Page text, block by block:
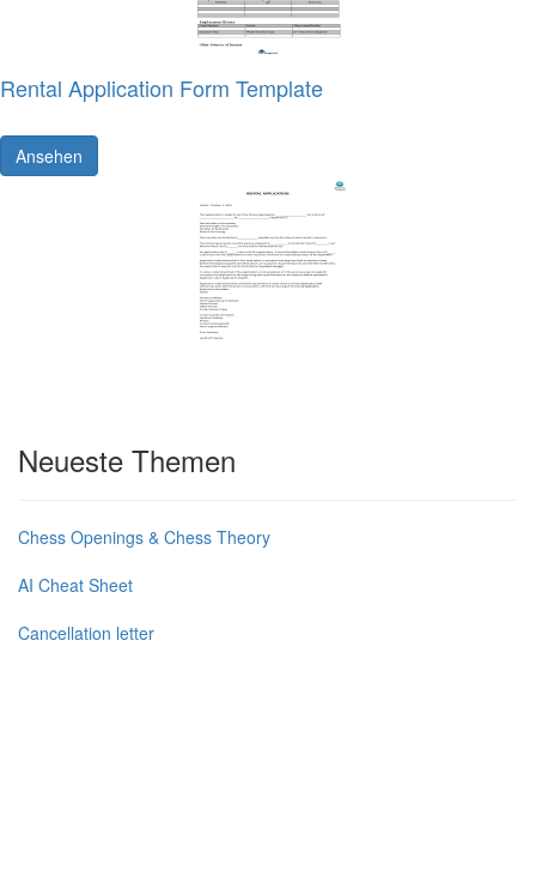
Rental Application Form Template
Ansehen
Neueste Themen
Chess Openings & Chess Theory
AI Cheat Sheet
Cancellation letter